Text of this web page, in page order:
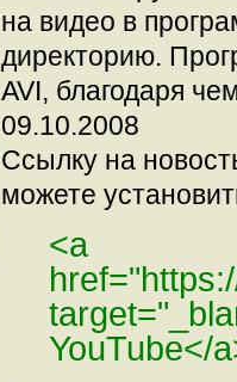
на видео в
директорию.
AVI, благодаря
09.10.2008
Ссылку на
можете
<a
YouTube</